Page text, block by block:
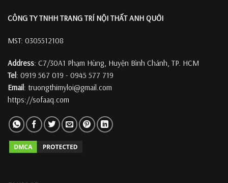
CÔNG TY TNHH TRANG TRÍ NỘI THẤT ANH QUỚI
MST: 0305512108
Address: C7/30A1 Phạm Hùng, Huyện Bình Chánh, TP. HCM
Tel : 0919 567 019 - 0945 577 719
Email : truongthimyloi@gmail.com
https://sofaaq.com